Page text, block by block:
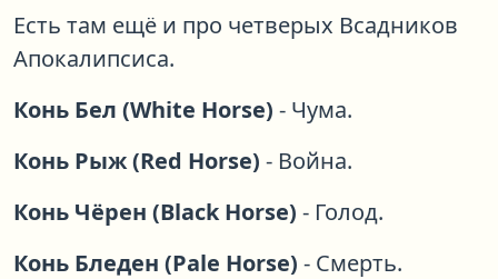
Есть там ещё и про четверых Всадников
Апокалипсиса.
Конь Бел (White Horse) - Чума.
Конь Рыж (Red Horse) - Война.
Конь Чёрен (Black Horse) - Голод.
Конь Бледен (Pale Horse) - Смерть.